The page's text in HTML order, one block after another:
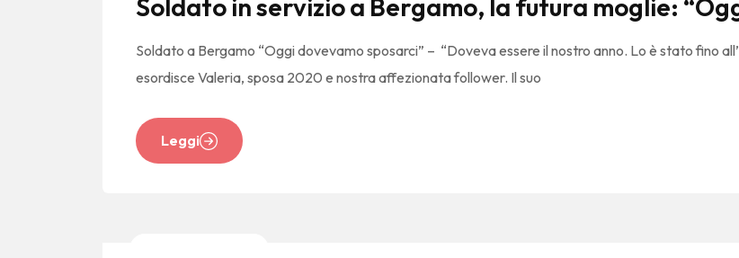
Soldato in servizio a Bergamo, la futura moglie:
Soldato a Bergamo “Oggi dovevamo sposarci” – “Doveva essere il nostro anno. Lo è stato fino
esordisce Valeria, sposa 2020 e nostra affezionata follower. Il suo
Leggi